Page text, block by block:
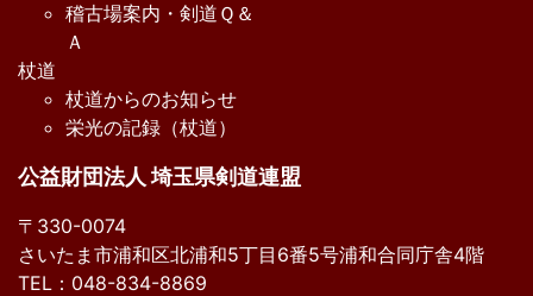
稽古場案内・剣道Ｑ＆
Ａ
杖道
杖道からのお知らせ
栄光の記録（杖道）
公益財団法人 埼玉県剣道連盟
〒330-0074
さいたま市浦和区北浦和5丁目6番5号浦和合同庁舎4階
TEL：048-834-8869